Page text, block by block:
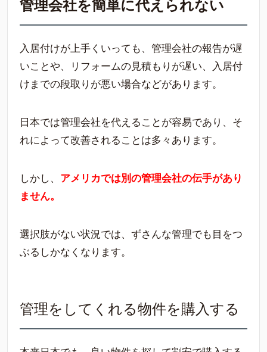
管理会社を簡単に代えられない
入居付けが上手くいっても、管理会社の報告が遅
いことや、リフォームの見積もりが遅い、入居付
けまでの段取りが悪い場合などがあります。
日本では管理会社を代えることが容易であり、そ
れによって改善されることは多々あります。
しかし、 アメリカでは別の管理会社の伝手があり
ません。
選択肢がない状況では、ずさんな管理でも目をつ
ぶるしかなくなります。
管理をしてくれる物件を購入する